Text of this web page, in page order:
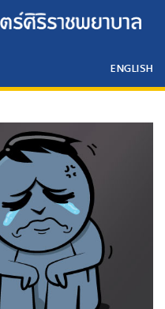
ENGLISH